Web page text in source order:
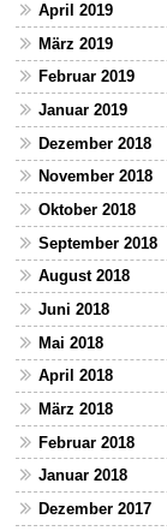
April 2019
März 2019
Februar 2019
Januar 2019
Dezember 2018
November 2018
Oktober 2018
September 2018
August 2018
Juni 2018
Mai 2018
April 2018
März 2018
Februar 2018
Januar 2018
Dezember 2017